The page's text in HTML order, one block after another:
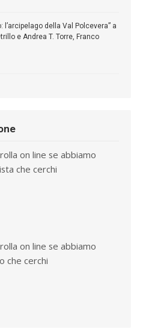
l’arcipelago della Val Polcevera” a
e Andrea T. Torre, Franco
on line se abbiamo
che cerchi
on line se abbiamo
che cerchi